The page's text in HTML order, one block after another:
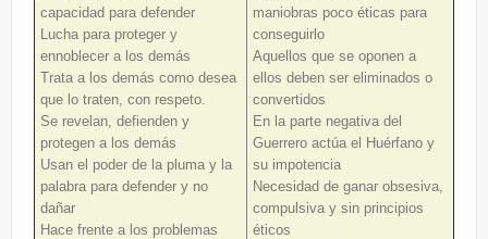
capacidad para defender
Lucha para proteger y
ennoblecer a los demás
Trata a los demás como desea
que lo traten, con respeto.
Se revelan, defienden y
protegen a los demás
Usan el poder de la pluma y la
palabra para defender y no
dañar
Hace frente a los problemas
maniobras poco éticas para
conseguirlo
Aquellos que se oponen a
ellos deben ser eliminados o
convertidos
En la parte negativa del
Guerrero actúa el Huérfano y
su impotencia
Necesidad de ganar obsesiva,
compulsiva y sin principios
éticos